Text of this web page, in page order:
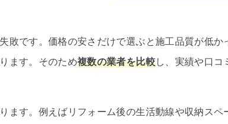
敗です。価格の安さだけで選ぶと施工品質が低か
ます。そのため複数の業者を比較し、実績や口コ
ます。例えばリフォーム後の生活動線や収納スペ